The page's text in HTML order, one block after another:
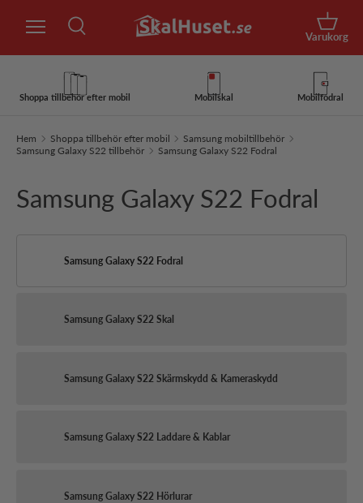
Hoppa till innehåll
Sök
Korg
Varukorg
Shoppa tillbehör efter mobil Mobilskal Mobilfodral
Hem Shoppa tillbehör efter mobil
Samsung mobiltillbehör
Samsung Galaxy S22 tillbehör
Samsung Galaxy S22 Fodral
Samsung Galaxy S22 Fodral
Samsung Galaxy S22 Fodral
Samsung Galaxy S22 Skal
Samsung Galaxy S22 Skärmskydd & Kameraskydd
Samsung Galaxy S22 Laddare & Kablar
Samsung Galaxy S22 Hörlurar